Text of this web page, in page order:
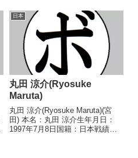
歴】1982/04/29 ○4R判定 3-0(採
点不明) 本間 勝(墨東)1982/07/...
日本
丸田 涼介(Ryosuke
Maruta)
丸田 涼介(Ryosuke Maruta)(宮
田) 本名：丸田 涼介生年月日：
1997年7月8日国籍：日本戦績：4